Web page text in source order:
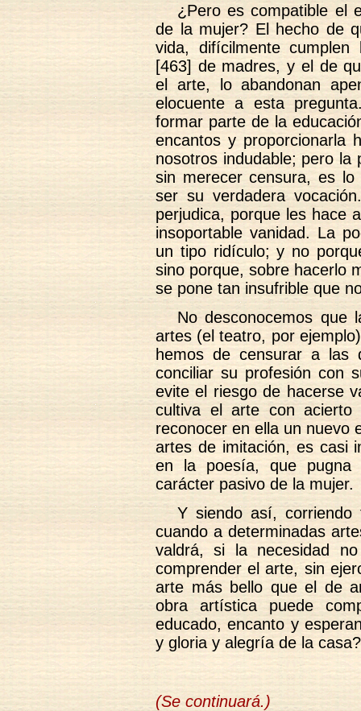
¿Pero es compatible el
de la mujer? El hecho de
vida, difícilmente
[463] de madres, y el de
el arte, lo abandonan
elocuente a esta
formar parte de la
encantos y proporcionarla
nosotros indudable; pero
sin merecer censura, es
ser su verdadera
perjudica, porque les hace
insoportable vanidad. La
un tipo ridículo; y no
sino porque, sobre hacerlo
se pone tan insufrible que
No desconocemos que
artes (el teatro, por
hemos de censurar a las
conciliar su profesión con
evite el riesgo de hacerse
cultiva el arte con
reconocer en ella un nuevo
artes de imitación, es casi
en la poesía, que
carácter pasivo de la mujer.
Y siendo así, corriendo
cuando a determinadas
valdrá, si la necesidad
comprender el arte, sin
arte más bello que el de
obra artística puede
educado, encanto y
y gloria y alegría de la casa?
(Se continuará.)